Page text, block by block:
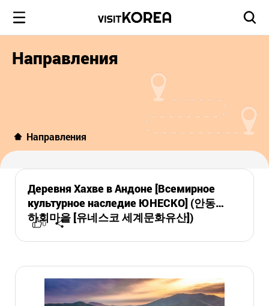
Направления
Направления
Деревня Хахве в Андоне [Всемирное
культурное наследие ЮНЕСКО] (안동
하회마을 [유네스코 세계문화유산])
0